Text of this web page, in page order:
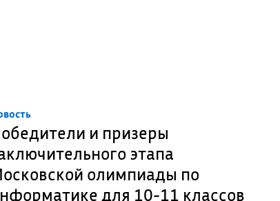
и призеры
этапа
олимпиады по
для 10-11 классов